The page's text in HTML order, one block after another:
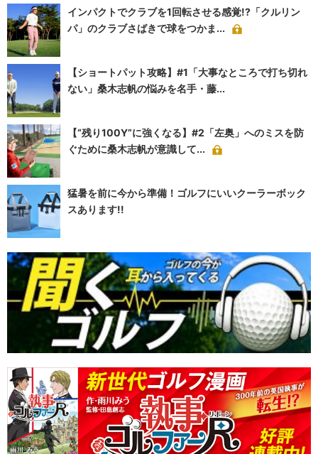
インパクトでクラブを1回転させる感覚!?「クルリン
パ」のクラブさばきで球をつかま...
【ショートパット攻略】#1「大事なところで打ち切れ
ない」桑木志帆の悩みを名手・藤...
【“残り100Y”に強くなる】#2「左奥」へのミスを防
ぐために桑木志帆が意識して...
猛暑を前に今から準備！ゴルフにいいクーラーボック
スあります!!